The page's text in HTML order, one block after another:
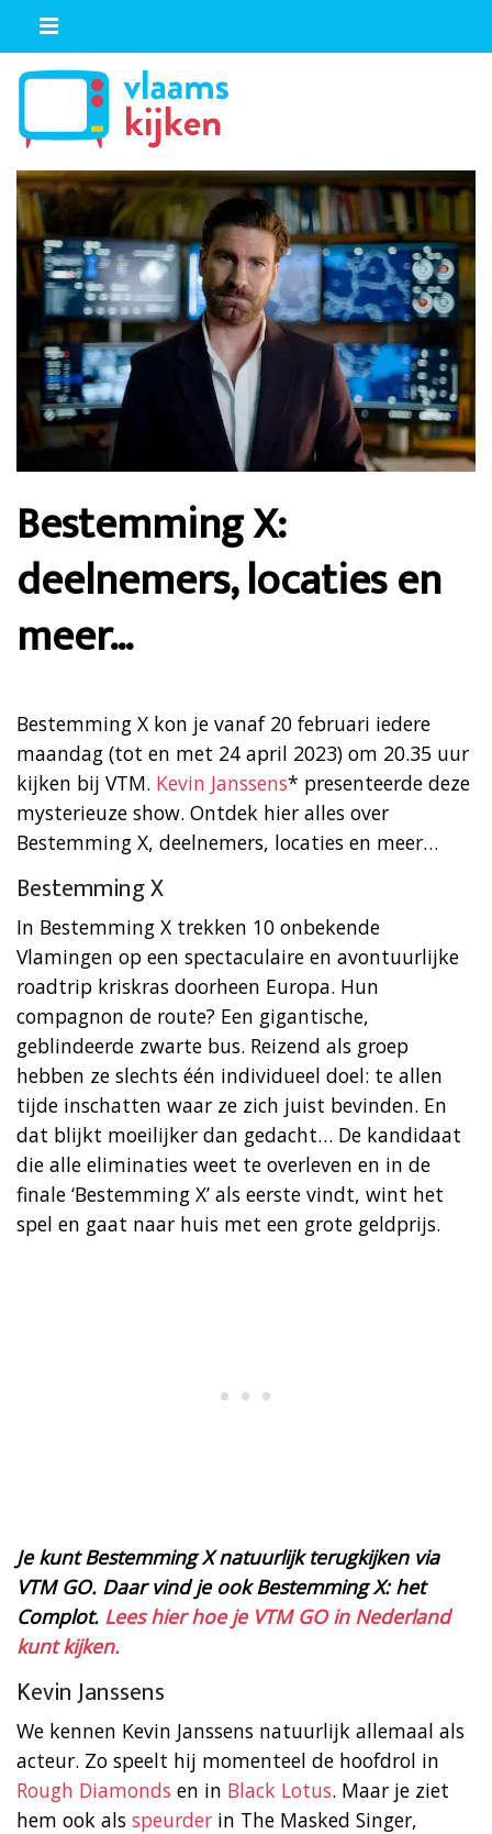
Bestemming X:
deelnemers, locaties en
meer…
Bestemming X kon je vanaf 20 februari iedere
maandag (tot en met 24 april 2023) om 20.35 uur
kijken bij VTM. Kevin Janssens* presenteerde deze
mysterieuze show. Ontdek hier alles over
Bestemming X, deelnemers, locaties en meer…
Bestemming X
In Bestemming X trekken 10 onbekende
Vlamingen op een spectaculaire en avontuurlijke
roadtrip kriskras doorheen Europa. Hun
compagnon de route? Een gigantische,
geblindeerde zwarte bus. Reizend als groep
hebben ze slechts één individueel doel: te allen
tijde inschatten waar ze zich juist bevinden. En
dat blijkt moeilijker dan gedacht… De kandidaat
die alle eliminaties weet te overleven en in de
finale ‘Bestemming X’ als eerste vindt, wint het
spel en gaat naar huis met een grote geldprijs.
Je kunt Bestemming X natuurlijk terugkijken via
VTM GO. Daar vind je ook Bestemming X: het
Complot. Lees hier hoe je VTM GO in Nederland
kunt kijken.
Kevin Janssens
We kennen Kevin Janssens natuurlijk allemaal als
acteur. Zo speelt hij momenteel de hoofdrol in
Rough Diamonds en in Black Lotus. Maar je ziet
hem ook als speurder in The Masked Singer,